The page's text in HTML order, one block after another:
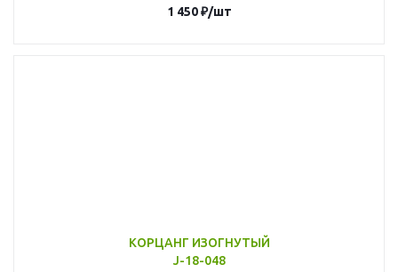
1 450₽/шт
КОРЦАНГ ИЗОГНУТЫЙ
J-18-048